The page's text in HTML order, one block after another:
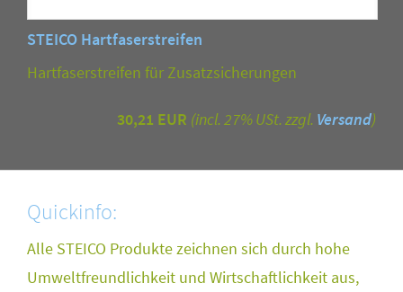
STEICO Hartfaserstreifen
Hartfaserstreifen für Zusatzsicherungen
30,21 EUR (incl. 27% USt. zzgl. Versand)
Quickinfo:
Alle STEICO Produkte zeichnen sich durch hohe
Umweltfreundlichkeit und Wirtschaftlichkeit aus,